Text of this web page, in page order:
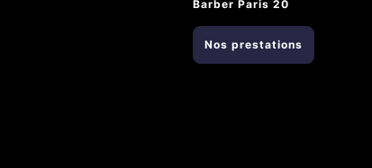
Barber Paris 20
Nos prestations